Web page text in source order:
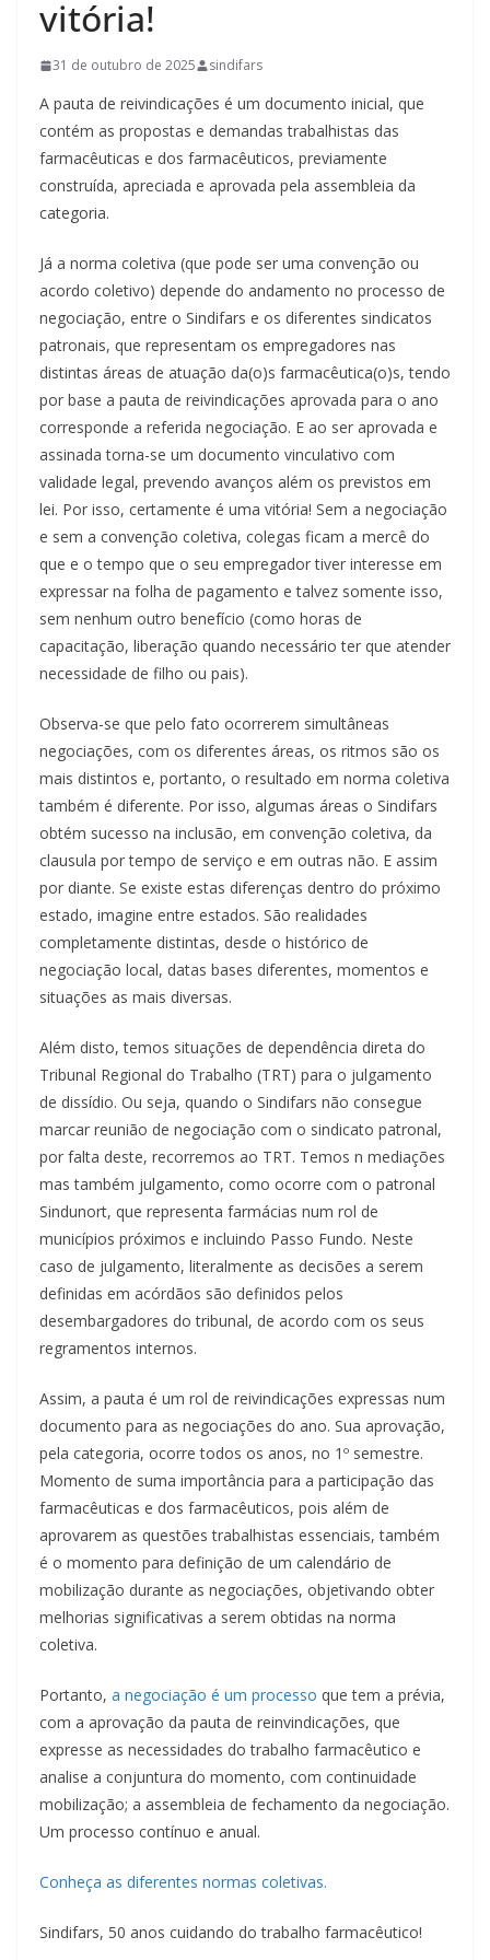
vitória!
31 de outubro de 2025 sindifars
A pauta de reivindicações é um documento inicial, que
contém as propostas e demandas trabalhistas das
farmacêuticas e dos farmacêuticos, previamente
construída, apreciada e aprovada pela assembleia da
categoria.
Já a norma coletiva (que pode ser uma convenção ou
acordo coletivo) depende do andamento no processo de
negociação, entre o Sindifars e os diferentes sindicatos
patronais, que representam os empregadores nas
distintas áreas de atuação da(o)s farmacêutica(o)s, tendo
por base a pauta de reivindicações aprovada para o ano
corresponde a referida negociação. E ao ser aprovada e
assinada torna-se um documento vinculativo com
validade legal, prevendo avanços além os previstos em
lei. Por isso, certamente é uma vitória! Sem a negociação
e sem a convenção coletiva, colegas ficam a mercê do
que e o tempo que o seu empregador tiver interesse em
expressar na folha de pagamento e talvez somente isso,
sem nenhum outro benefício (como horas de
capacitação, liberação quando necessário ter que atender
necessidade de filho ou pais).
Observa-se que pelo fato ocorrerem simultâneas
negociações, com os diferentes áreas, os ritmos são os
mais distintos e, portanto, o resultado em norma coletiva
também é diferente. Por isso, algumas áreas o Sindifars
obtém sucesso na inclusão, em convenção coletiva, da
clausula por tempo de serviço e em outras não. E assim
por diante. Se existe estas diferenças dentro do próximo
estado, imagine entre estados. São realidades
completamente distintas, desde o histórico de
negociação local, datas bases diferentes, momentos e
situações as mais diversas.
Além disto, temos situações de dependência direta do
Tribunal Regional do Trabalho (TRT) para o julgamento
de dissídio. Ou seja, quando o Sindifars não consegue
marcar reunião de negociação com o sindicato patronal,
por falta deste, recorremos ao TRT. Temos n mediações
mas também julgamento, como ocorre com o patronal
Sindunort, que representa farmácias num rol de
municípios próximos e incluindo Passo Fundo. Neste
caso de julgamento, literalmente as decisões a serem
definidas em acórdãos são definidos pelos
desembargadores do tribunal, de acordo com os seus
regramentos internos.
Assim, a pauta é um rol de reivindicações expressas num
documento para as negociações do ano. Sua aprovação,
pela categoria, ocorre todos os anos, no 1º semestre.
Momento de suma importância para a participação das
farmacêuticas e dos farmacêuticos, pois além de
aprovarem as questões trabalhistas essenciais, também
é o momento para definição de um calendário de
mobilização durante as negociações, objetivando obter
melhorias significativas a serem obtidas na norma
coletiva.
Portanto, a negociação é um processo que tem a prévia,
com a aprovação da pauta de reinvindicações, que
expresse as necessidades do trabalho farmacêutico e
analise a conjuntura do momento, com continuidade
mobilização; a assembleia de fechamento da negociação.
Um processo contínuo e anual.
Conheça as diferentes normas coletivas.
Sindifars, 50 anos cuidando do trabalho farmacêutico!